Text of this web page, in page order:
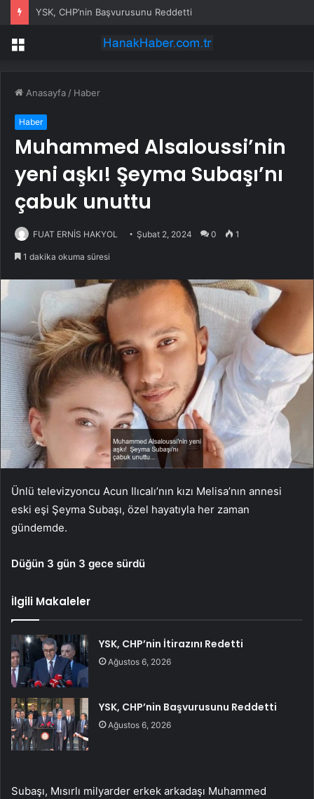
Ham Petrol WTI Vadeli İşlemleri neden düşüyor?
Menü
Anasayfa / Haber
Haber
Muhammed Alsaloussi’nin
yeni aşkı! Şeyma Subaşı’nı
çabuk unuttu
FUAT ERNİS HAKYOL Şubat 2, 2024 0 1
1 dakika okuma süresi
Ünlü televizyoncu Acun Ilıcalı’nın kızı Melisa’nın annesi
eski eşi Şeyma Subaşı, özel hayatıyla her zaman
gündemde.
Düğün 3 gün 3 gece sürdü
İlgili Makaleler
YSK, CHP’nin İtirazını Redetti
Ağustos 6, 2026
YSK, CHP’nin Başvurusunu Reddetti
Ağustos 6, 2026
Subaşı, Mısırlı milyarder erkek arkadaşı Muhammed